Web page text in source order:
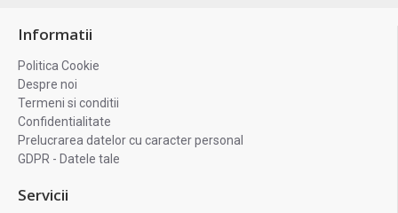
Informatii
Politica Cookie
Despre noi
Termeni si conditii
Confidentialitate
Prelucrarea datelor cu caracter personal
GDPR - Datele tale
Servicii